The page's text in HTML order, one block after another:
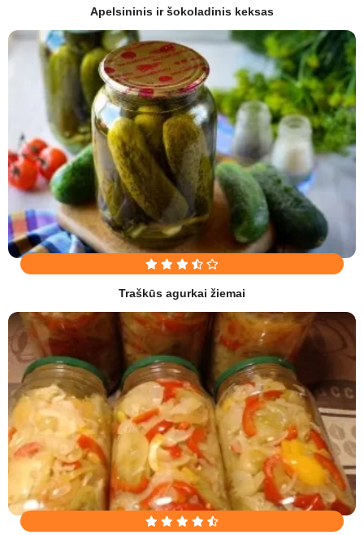
Apelsininis ir šokoladinis keksas
Traškūs agurkai žiemai